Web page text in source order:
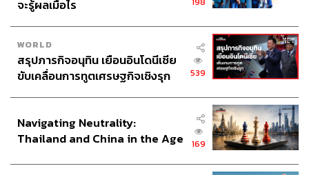
จะรู้ผลเมื่อไร
WORLD
สรุปภารกิจอนุทิน เยือนอินโดนีเซีย
ขับเคลื่อนการทูตเศรษฐกิจเชิงรุก
539
Navigating Neutrality:
Thailand and China in the Age
169